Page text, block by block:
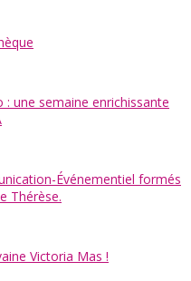
une semaine enrichissante
Événementiel formés
Thérèse.
Victoria Mas !